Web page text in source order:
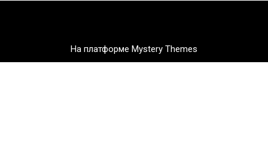
На платформе Mystery Themes